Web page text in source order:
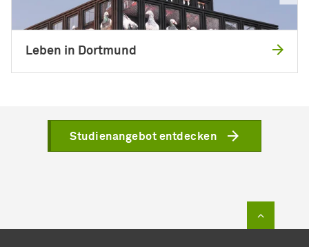
Leben in Dortmund
Studienangebot entdecken